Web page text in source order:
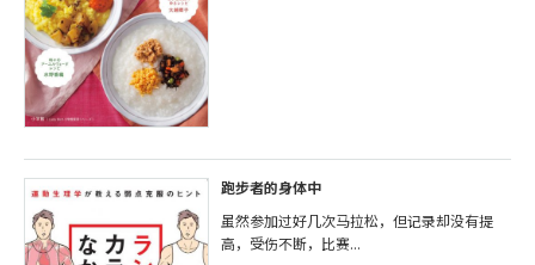
跑步者的身体中
虽然参加过好几次马拉松，但记录却没有提
高，受伤不断，比赛...